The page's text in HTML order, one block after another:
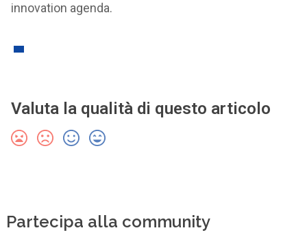
innovation agenda.
Valuta la qualità di questo articolo
Partecipa alla community